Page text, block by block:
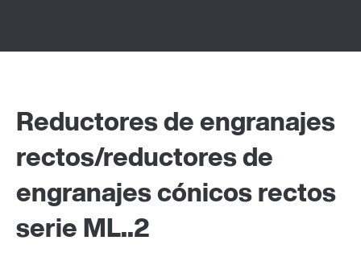
Reductores de engranajes
rectos/reductores de
engranajes cónicos rectos
serie ML..2